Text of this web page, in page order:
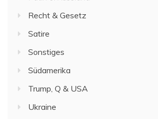
Recht & Gesetz
Satire
Sonstiges
Südamerika
Trump, Q & USA
Ukraine